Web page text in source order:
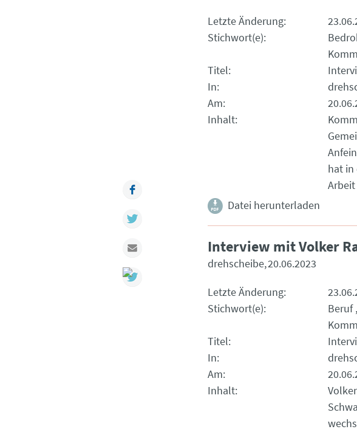
Letzte Änderung
Stichwort(e)
Titel
In
Am
Inhalt
hat in
Datei herunterladen
Interview mit Volker
drehscheibe 20.06.2023
Letzte Änderung
Stichwort(e)
Beruf
Titel
In
Am
Inhalt